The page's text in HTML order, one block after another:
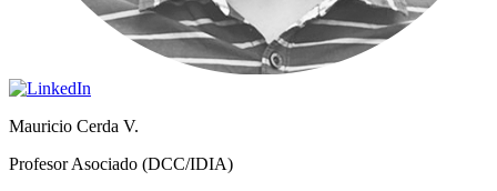
Mauricio Cerda V.
Profesor Asociado (DCC/IDIA)